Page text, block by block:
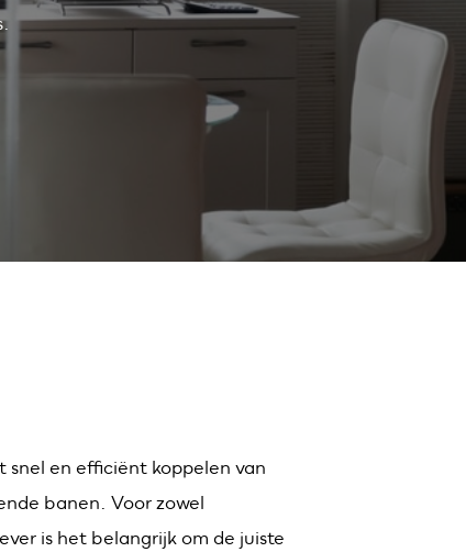
snel en efficiënt koppelen van
banen. Voor zowel
is het belangrijk om de juiste